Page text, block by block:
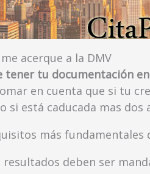
acerque a la DMV
tener tu documentación
en cuenta que si tu
está caducada mas dos
más fundamentales
resultados deben ser